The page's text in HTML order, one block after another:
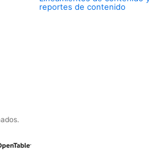
reportes de contenido